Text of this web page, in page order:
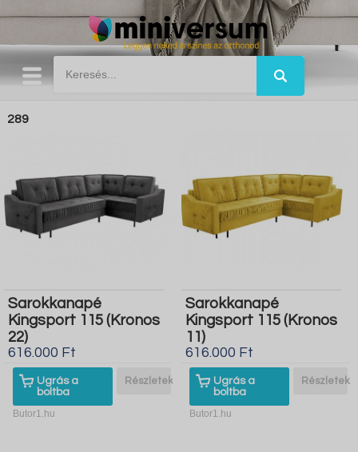
289
Sarokkanapé
Kingsport 115 (Kronos
22)
616.000 Ft
Ugrás a
boltba
Részletek
Butor1.hu
Sarokkanapé
Kingsport 115 (Kronos
11)
616.000 Ft
Ugrás a
boltba
Részletek
Butor1.hu